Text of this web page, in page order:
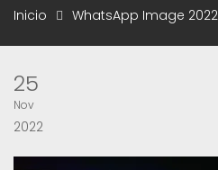
Inicio WhatsApp Image 2022-
25
Nov
2022